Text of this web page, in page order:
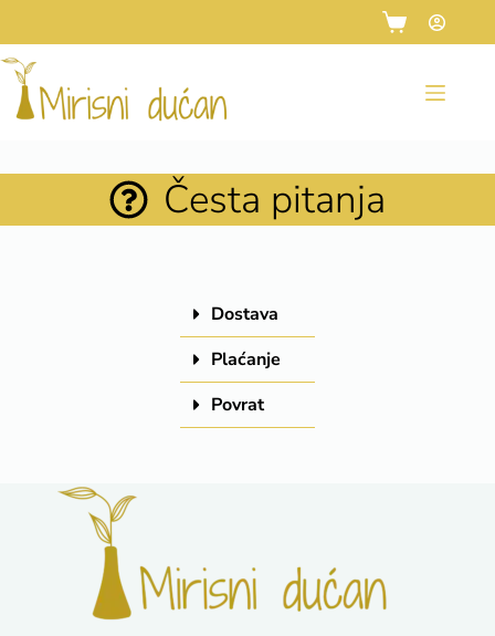
Česta pitanja
Dostava
Plaćanje
Povrat